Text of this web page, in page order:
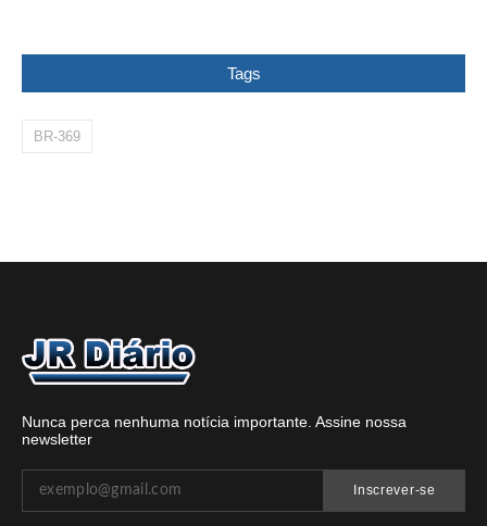
Tags
BR-369
Nunca perca nenhuma notícia importante. Assine nossa
newsletter
Inscrever-se